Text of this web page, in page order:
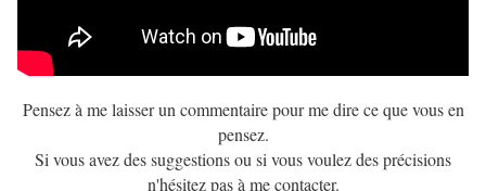
Pensez à me laisser un commentaire pour me dire ce que vous en
pensez.
Si vous avez des suggestions ou si vous voulez des précisions
n'hésitez pas à me contacter.